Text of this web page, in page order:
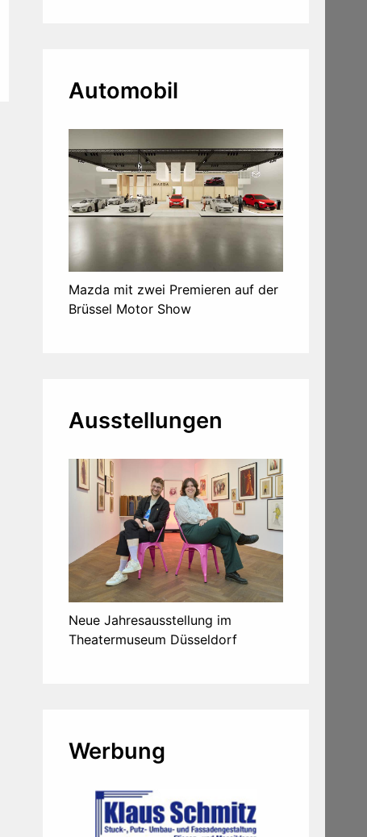
Automobil
Mazda mit zwei Premieren auf der
Brüssel Motor Show
Ausstellungen
Neue Jahresausstellung im
Theatermuseum Düsseldorf
Werbung